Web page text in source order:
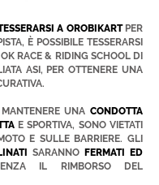
A OROBIKARTPER
È POSSIBILE TESSERARSI
RACE & RIDING SCHOOL DI
ASI, PER OTTENERE UNA
UNA CONDOTTA
E SPORTIVA, SONO VIETATI
E SULLE BARRIERE. GLI
SARANNO FERMATI ED
IL RIMBORSO DEL